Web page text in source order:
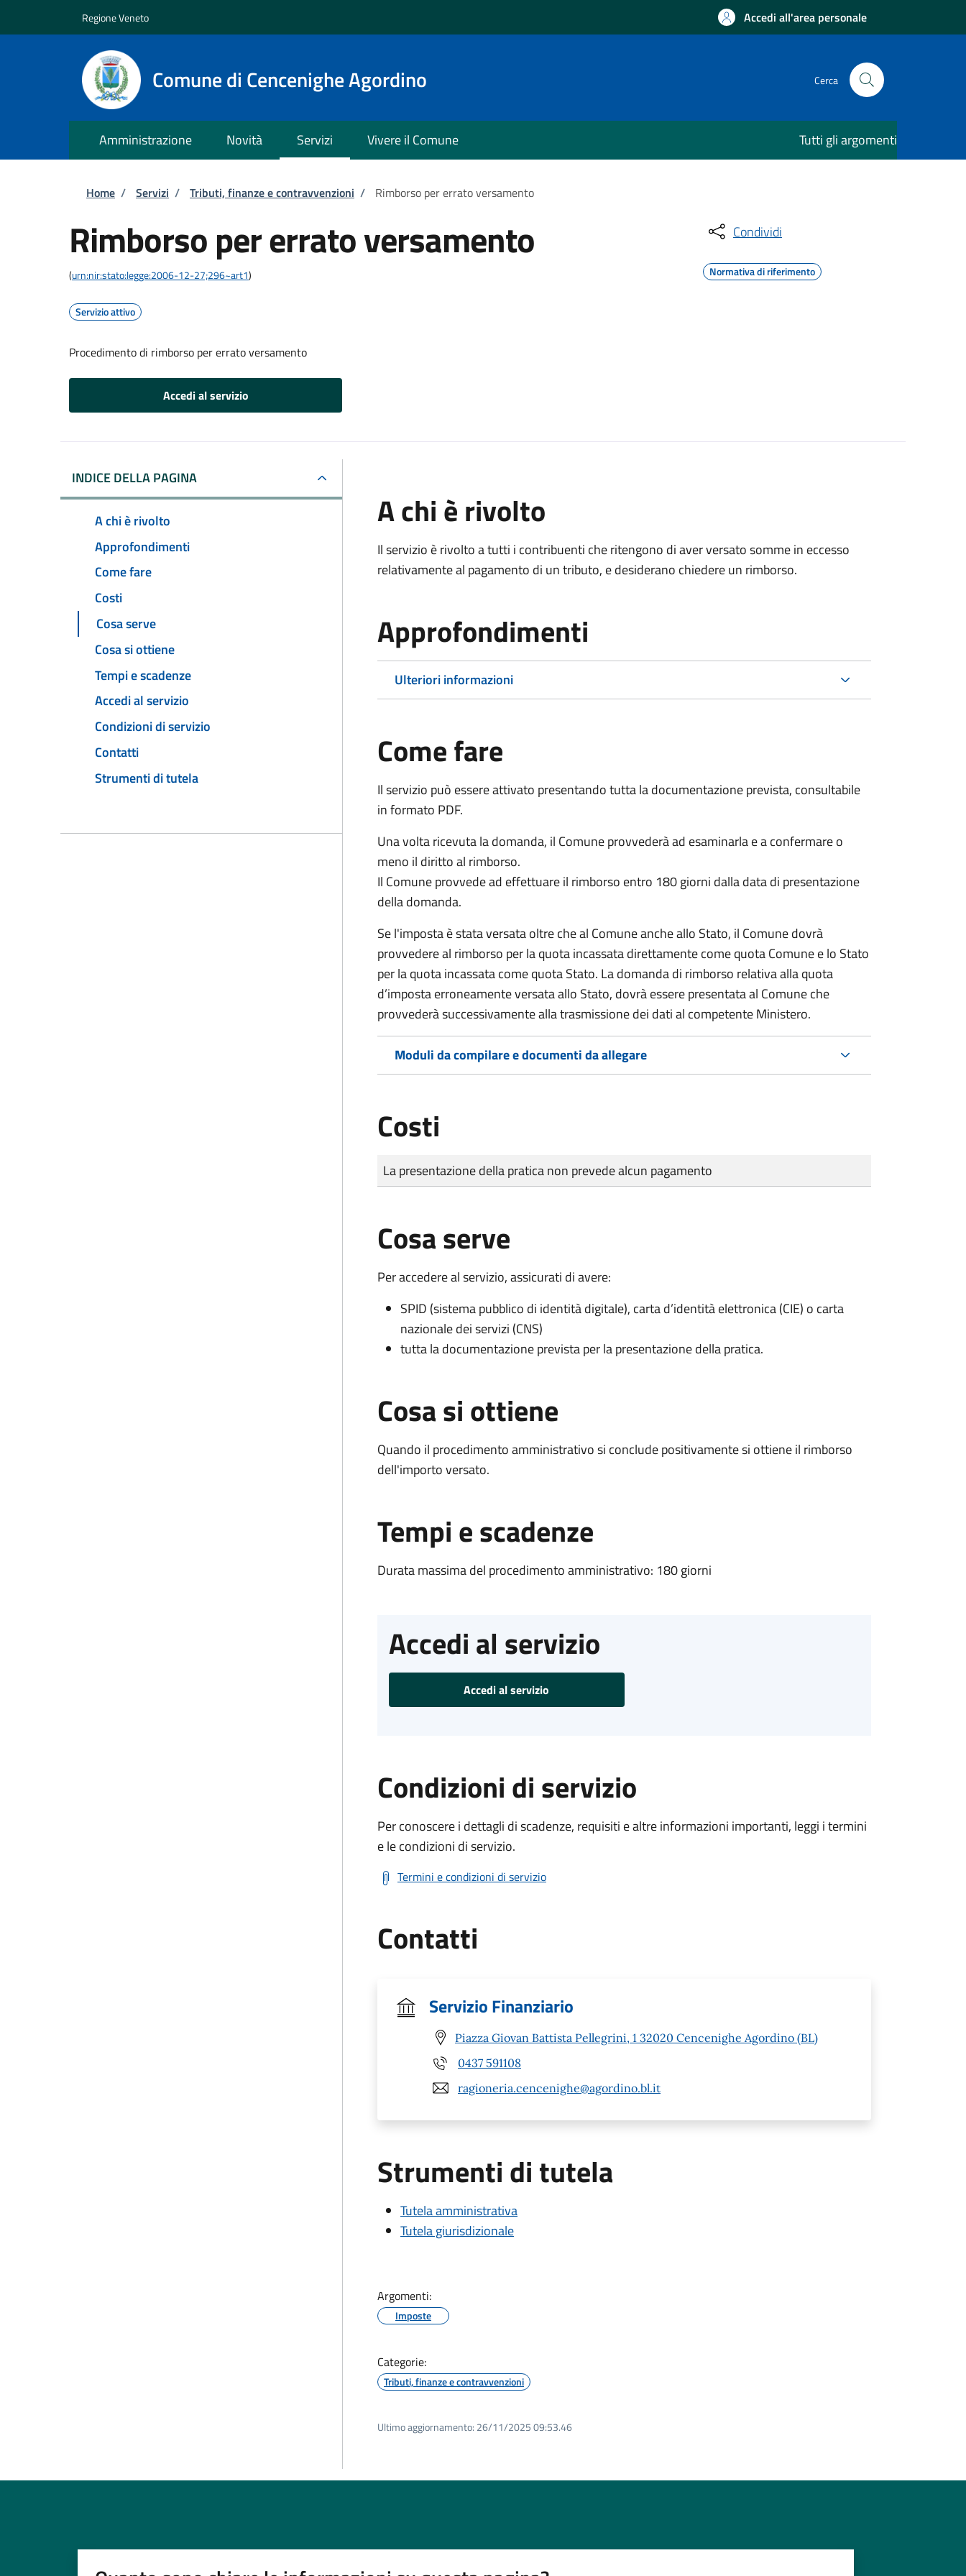
Regione Veneto Accedi all'area personale
Comune di Cencenighe Agordino Cerca
Amministrazione Novità Servizi Vivere il Comune Tutti gli argomenti
Briciole di pane
Home / Servizi / Tributi, finanze e contravvenzioni / Rimborso per errato versamento
Rimborso per errato versamento
(urn:nir:stato:legge:2006-12-27;296~art1)
Servizio attivo
Procedimento di rimborso per errato versamento
Accedi al servizio
Condividi
Normativa di riferimento
INDICE DELLA PAGINA
A chi è rivolto
Approfondimenti
Come fare
Costi
Cosa serve
Cosa si ottiene
Tempi e scadenze
Accedi al servizio
Condizioni di servizio
Contatti
Strumenti di tutela
A chi è rivolto
Il servizio è rivolto a tutti i contribuenti che ritengono di aver versato somme in eccesso
relativamente al pagamento di un tributo, e desiderano chiedere un rimborso.
Approfondimenti
Ulteriori informazioni
Come fare
Il servizio può essere attivato presentando tutta la documentazione prevista, consultabile
in formato PDF.
Una volta ricevuta la domanda, il Comune provvederà ad esaminarla e a confermare o
meno il diritto al rimborso.
Il Comune provvede ad effettuare il rimborso entro 180 giorni dalla data di presentazione
della domanda.
Se l'imposta è stata versata oltre che al Comune anche allo Stato, il Comune dovrà
provvedere al rimborso per la quota incassata direttamente come quota Comune e lo Stato
per la quota incassata come quota Stato. La domanda di rimborso relativa alla quota
d’imposta erroneamente versata allo Stato, dovrà essere presentata al Comune che
provvederà successivamente alla trasmissione dei dati al competente Ministero.
Moduli da compilare e documenti da allegare
Costi
Tipo di pagamento
Importo
La presentazione della pratica non prevede alcun pagamento
Cosa serve
Per accedere al servizio, assicurati di avere:
SPID (sistema pubblico di identità digitale), carta d’identità elettronica (CIE) o carta
nazionale dei servizi (CNS)
tutta la documentazione prevista per la presentazione della pratica.
Cosa si ottiene
Quando il procedimento amministrativo si conclude positivamente si ottiene il rimborso
dell'importo versato.
Tempi e scadenze
Durata massima del procedimento amministrativo: 180 giorni
Accedi al servizio
Accedi al servizio
Condizioni di servizio
Per conoscere i dettagli di scadenze, requisiti e altre informazioni importanti, leggi i termini
e le condizioni di servizio.
Termini e condizioni di servizio
Contatti
Servizio Finanziario
Piazza Giovan Battista Pellegrini, 1 32020 Cencenighe Agordino (BL)
0437 591108
ragioneria.cencenighe@agordino.bl.it
Strumenti di tutela
Tutela amministrativa
Tutela giurisdizionale
Argomenti:
Imposte
Categorie:
Tributi, finanze e contravvenzioni
Ultimo aggiornamento: 26/11/2025 09:53.46